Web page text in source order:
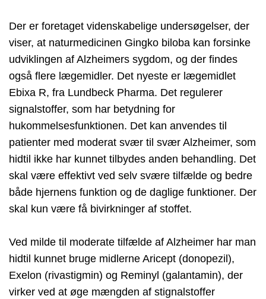
Der er foretaget videnskabelige undersøgelser, der
viser, at naturmedicinen Gingko biloba kan forsinke
udviklingen af Alzheimers sygdom, og der findes
også flere lægemidler. Det nyeste er lægemidlet
Ebixa R, fra Lundbeck Pharma. Det regulerer
signalstoffer, som har betydning for
hukommelsesfunktionen. Det kan anvendes til
patienter med moderat svær til svær Alzheimer, som
hidtil ikke har kunnet tilbydes anden behandling. Det
skal være effektivt ved selv svære tilfælde og bedre
både hjernens funktion og de daglige funktioner. Der
skal kun være få bivirkninger af stoffet.
Ved milde til moderate tilfælde af Alzheimer har man
hidtil kunnet bruge midlerne Aricept (donopezil),
Exelon (rivastigmin) og Reminyl (galantamin), der
virker ved at øge mængden af stignalstoffer